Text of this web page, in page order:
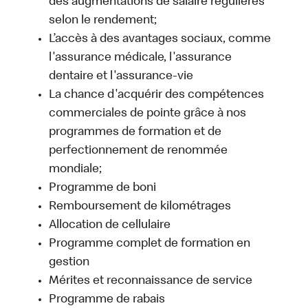
selon le rendement;
L’accès à des avantages sociaux, comme
l'assurance médicale, l'assurance
dentaire et l'assurance-vie
La chance d'acquérir des compétences
commerciales de pointe grâce à nos
programmes de formation et de
perfectionnement de renommée
mondiale;
Programme de boni
Remboursement de kilométrages
Allocation de cellulaire
Programme complet de formation en
gestion
Mérites et reconnaissance de service
Programme de rabais